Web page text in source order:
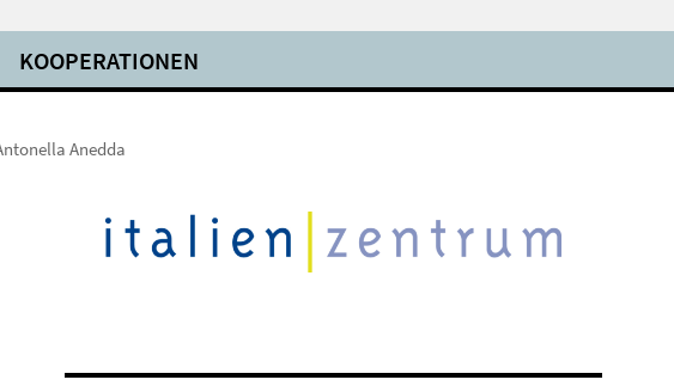
KOOPERATIONEN
Anedda